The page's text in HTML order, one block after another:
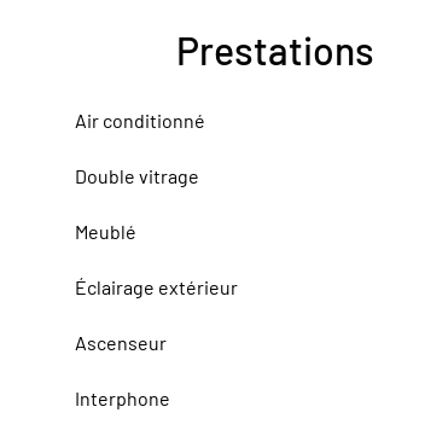
Prestations
Air conditionné
Double vitrage
Meublé
Éclairage extérieur
Ascenseur
Interphone